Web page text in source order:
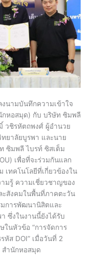
นามบันทึกความเข้าใจ
กหอสมุด) กับ บริษัท ซิมพลี
วชิรหัตถพงศ์ ผู้อำนวย
ยาลัยบูรพา และนาย
ซิมพลี ไบรท์ ซิสเต็ม
เพื่อที่จะร่วมกันแลก
เทคโนโลยีที่เกี่ยวข้องใน
มรู้ ความเชี่ยวชาญของ
ะสังคมในพื้นที่ภาคตะวัน
การพัฒนานิสิตและ
ซึ่งในงานนี้ยังได้รับ
ในหัวข้อ “การจัดการ
ส DOI” เมื่อวันที่ 2
สำนักหอสมุด